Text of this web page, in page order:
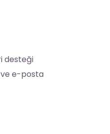
desteği
ve e-posta